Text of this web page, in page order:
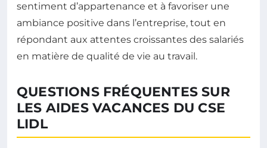
sentiment d’appartenance et à favoriser une
ambiance positive dans l’entreprise, tout en
répondant aux attentes croissantes des salariés
en matière de qualité de vie au travail.
QUESTIONS FRÉQUENTES SUR
LES AIDES VACANCES DU CSE
LIDL